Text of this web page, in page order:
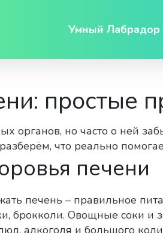
Умный Лабрадор
простые
но часто о ней
что реально
печени
печень – правильное
брокколи. Овощные соки и
алкоголя и большого